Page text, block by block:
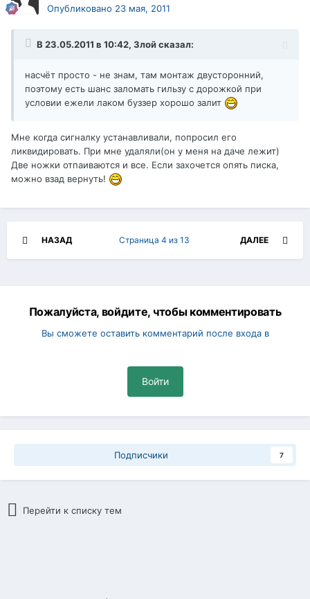
Опубликовано 23 мая, 2011
В 23.05.2011 в 10:42, Злой сказал:
насчёт просто - не знам, там монтаж двусторонний,
поэтому есть шанс заломать гильзу с дорожкой при
условии ежели лаком буззер хорошо залит
Мне когда сигналку устанавливали, попросил его
ликвидировать. При мне удаляли(он у меня на даче лежит)
Две ножки отпаиваются и все. Если захочется опять писка,
можно взад вернуть!
НАЗАД ДАЛЕЕ
Страница 4 из 13
Пожалуйста, войдите, чтобы комментировать
Вы сможете оставить комментарий после входа в
Войти
Подписчики 7
Перейти к списку тем